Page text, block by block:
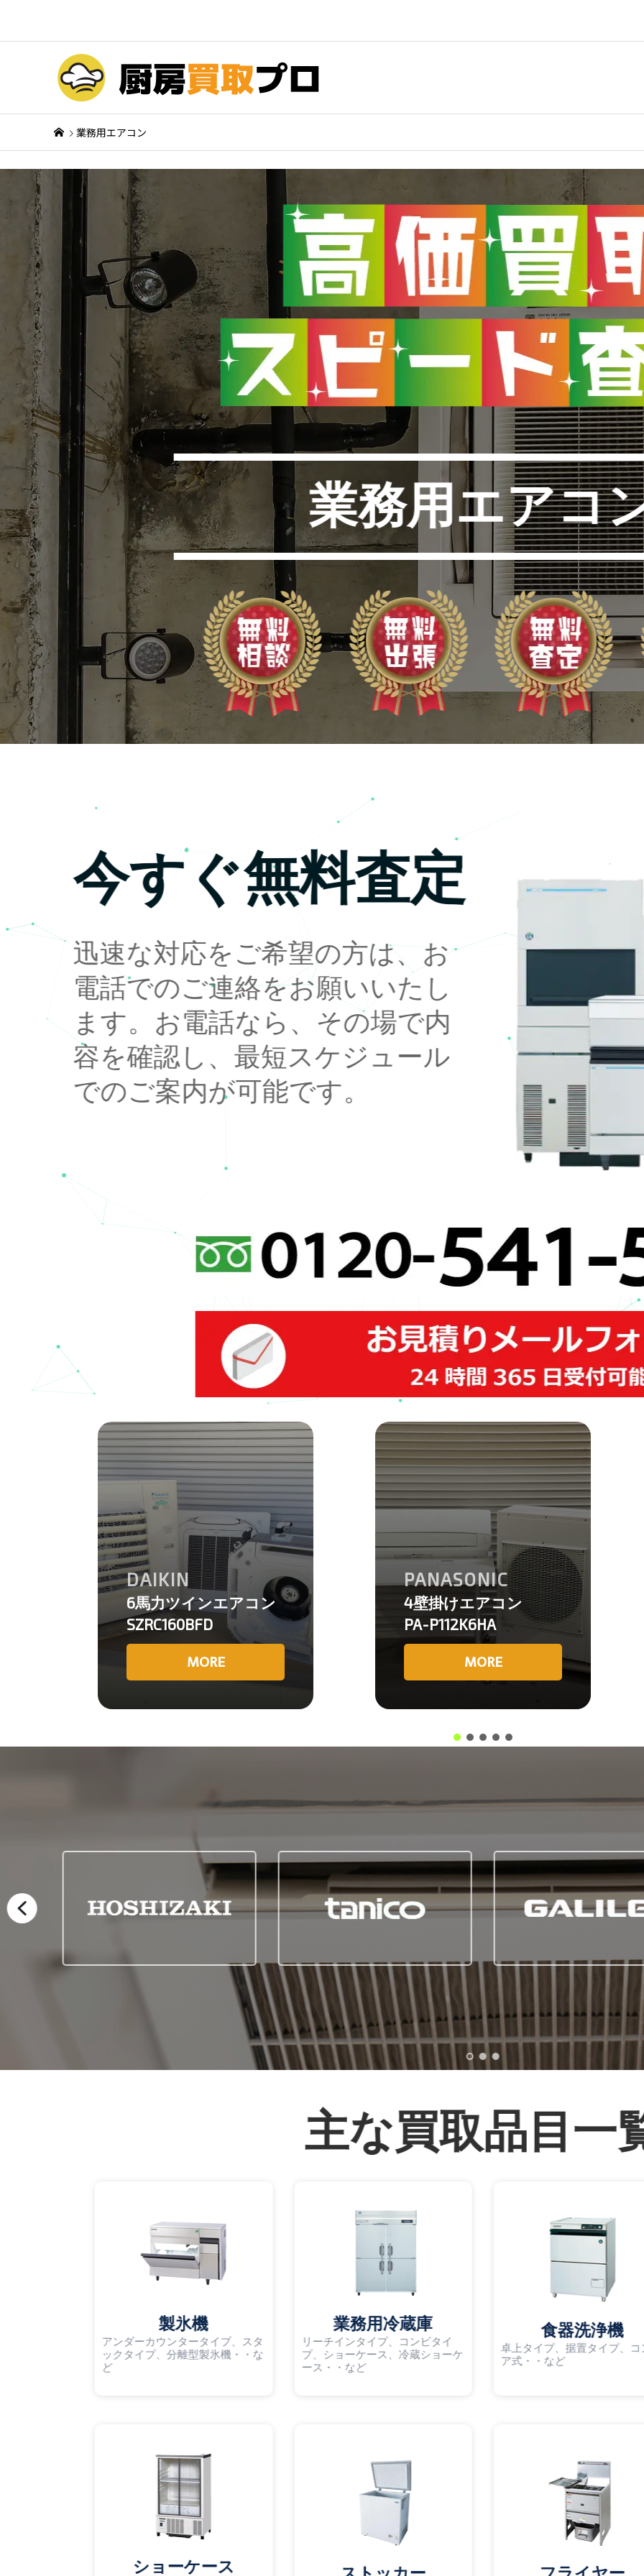
業務用エアコン
業務用エアコ
今すぐ無料査定
迅速な対応をご希望の方は、お
電話でのご連絡をお願いいたし
ます。お電話なら、その場で内
容を確認し、最短スケジュール
でのご案内が可能です。
DAIKIN
6馬力ツインエアコン
SZRC160BFD
MORE
PANASONIC
4壁掛けエアコン
PA-P112K6HA
MORE
主な買取品目一
製氷機
アンダーカウンタータイプ、スタ
ックタイプ、分離型製氷機・・な
ど
業務用冷蔵庫
リーチインタイプ、コンビタイ
プ、ショーケース、冷蔵ショーケ
ース・・など
食器洗浄機
卓上タイプ、据置タイプ、コ
ア式・・など
ショーケース